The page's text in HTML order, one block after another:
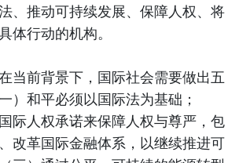
、推动可持续发展、保障人权、将
体行动的机构。
当前背景下，国际社会需要做出五
）和平必须以国际法为基础；
际人权承诺来保障人权与尊严，包
改革国际金融体系，以继续推进可